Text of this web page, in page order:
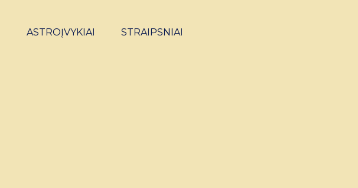
ASTROĮVYKIAI STRAIPSNIAI